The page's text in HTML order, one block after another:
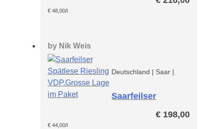
€48,00/l
by Nik Weis
Deutschland | Saar |
Saarfeilser
Riesling Paket
€ 198,00
€44,00/l